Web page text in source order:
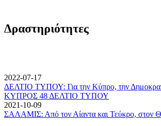
Δραστηριότητες
2022-07-17
ΔΕΛΤΙΟ ΤΥΠΟΥ: Για την Κύπρο, την
ΚΥΠΡΟΣ 48 ΔΕΛΤΙΟ ΤΥΠΟΥ
2021-10-09
ΣΑΛΑΜΙΣ: Από τον Αίαντα και Τεύκρο, στον